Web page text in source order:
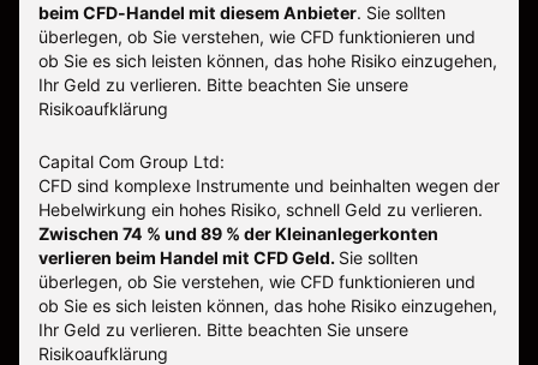
beim CFD-Handel mit diesem Anbieter. Sie sollten
überlegen, ob Sie verstehen, wie CFD funktionieren und
ob Sie es sich leisten können, das hohe Risiko einzugehen,
Ihr Geld zu verlieren. Bitte beachten Sie unsere
Risikoaufklärung
Capital Com Group Ltd:
CFD sind komplexe Instrumente und beinhalten wegen der
Hebelwirkung ein hohes Risiko, schnell Geld zu verlieren.
Zwischen 74 % und 89 % der Kleinanlegerkonten
verlieren beim Handel mit CFD Geld. Sie sollten
überlegen, ob Sie verstehen, wie CFD funktionieren und
ob Sie es sich leisten können, das hohe Risiko einzugehen,
Ihr Geld zu verlieren. Bitte beachten Sie unsere
Risikoaufklärung